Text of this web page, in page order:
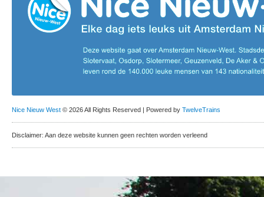
Nice Nieuw West © 2026 All Rights Reserved | Powered by TwelveTrains
Disclaimer: Aan deze website kunnen geen rechten worden verleend